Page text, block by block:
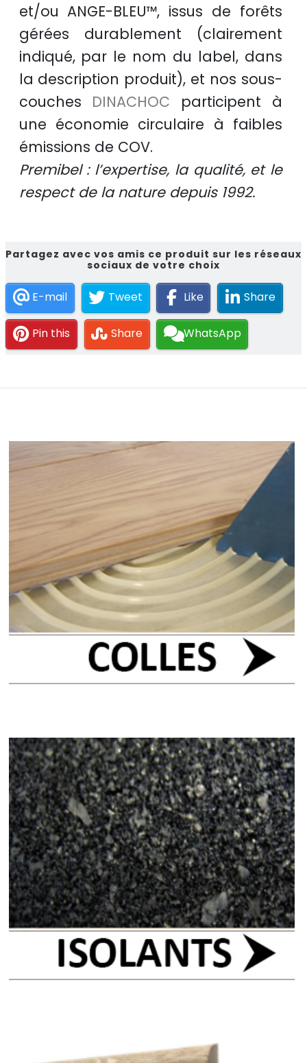
et/ouANGE-BLEU™, issus de forêts
gérées durablement (clairement
indiqué, par le nom du label, dans
la description produit), et nos sous-
couches DINACHOC participent à
une économie circulaire à faibles
émissions de COV.
Premibel : l’expertise, la qualité, et le
respect de la nature depuis 1992.
Partagez avec vos amis ce produit sur les réseaux
sociaux de votre choix
E-mail Tweet Like Share
Pin this Share WhatsApp